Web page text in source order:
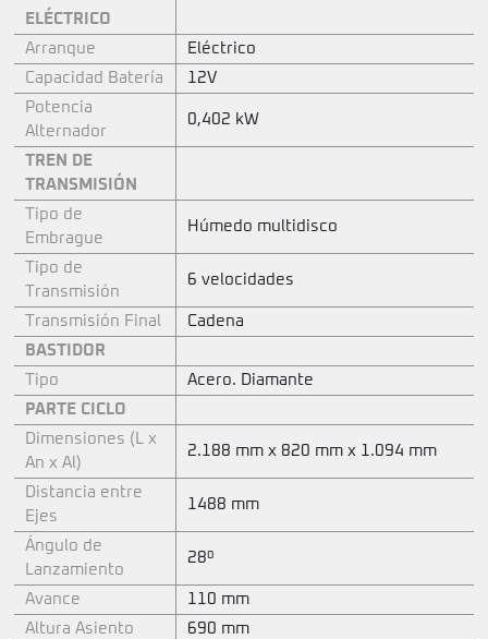
ELÉCTRICO
Arranque
Eléctrico
Capacidad Batería
12V
Potencia
Alternador
0,402 kW
TREN DE
TRANSMISIÓN
Tipo de
Embrague
Húmedo multidisco
Tipo de
Transmisión
6 velocidades
Transmisión Final
Cadena
BASTIDOR
Tipo
Acero. Diamante
PARTE CICLO
Dimensiones (L x
An x Al)
2.188 mm x 820 mm x 1.094 mm
Distancia entre
Ejes
1488 mm
Ángulo de
Lanzamiento
28º
Avance
110 mm
Altura Asiento
690 mm